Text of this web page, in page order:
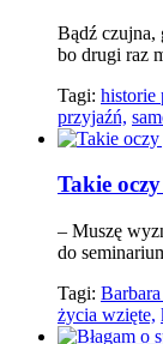
Bądź czujna,
bo drugi raz
Tagi: historie
przyjaźń,
Takie
– Muszę
do
Tagi:
życia wzięte,